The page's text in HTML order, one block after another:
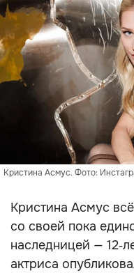
Кристина Асмус. Фото:
Кристина Асмус
со своей пока
наследницей —
актриса